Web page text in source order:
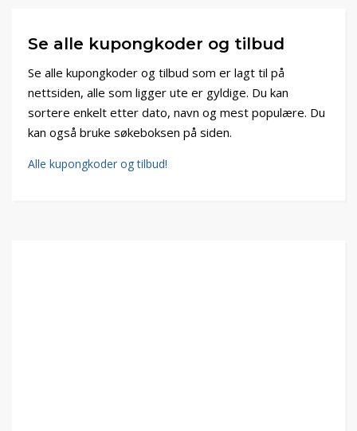
Se alle kupongkoder og tilbud
Se alle kupongkoder og tilbud som er lagt til på
nettsiden, alle som ligger ute er gyldige. Du kan
sortere enkelt etter dato, navn og mest populære. Du
kan også bruke søkeboksen på siden.
Alle kupongkoder og tilbud!